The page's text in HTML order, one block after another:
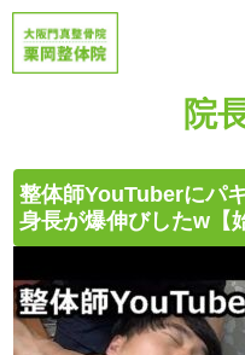
院
整体師YouTuberにパ
身長が爆伸びしたw【